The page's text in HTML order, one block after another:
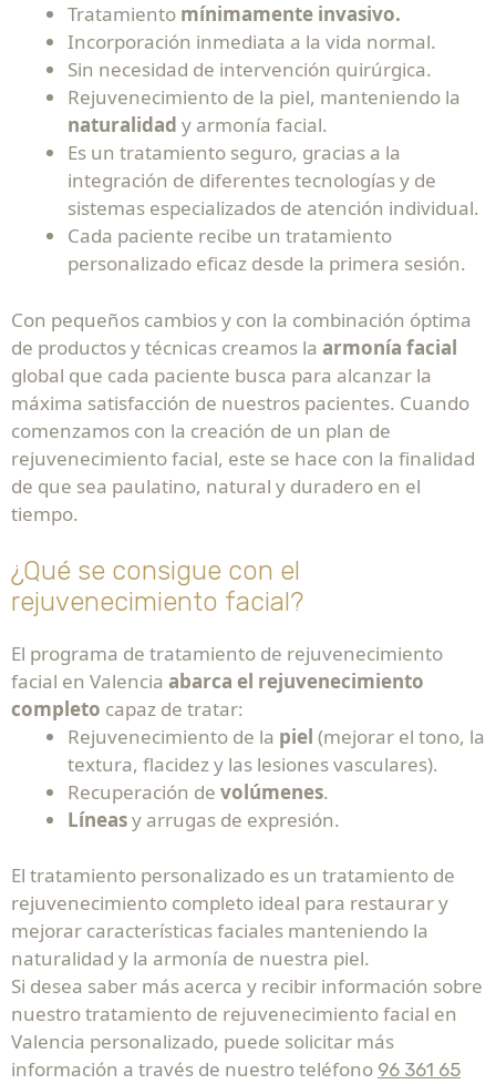
Tratamiento mínimamente invasivo.
Incorporación inmediata a la vida normal.
Sin necesidad de intervención quirúrgica.
Rejuvenecimiento de la piel, manteniendo la
naturalidad y armonía facial.
Es un tratamiento seguro, gracias a la
integración de diferentes tecnologías y de
sistemas especializados de atención individual.
Cada paciente recibe un tratamiento
personalizado eficaz desde la primera sesión.
Con pequeños cambios y con la combinación óptima
de productos y técnicas creamos la armonía facial
global que cada paciente busca para alcanzar la
máxima satisfacción de nuestros pacientes. Cuando
comenzamos con la creación de un plan de
rejuvenecimiento facial, este se hace con la finalidad
de que sea paulatino, natural y duradero en el
tiempo.
¿Qué se consigue con el
rejuvenecimiento facial?
El programa de tratamiento de rejuvenecimiento
facial en Valencia abarca el rejuvenecimiento
completo capaz de tratar:
Rejuvenecimiento de la piel (mejorar el tono, la
textura, flacidez y las lesiones vasculares).
Recuperación de volúmenes.
Líneasy arrugas de expresión.
El tratamiento personalizado es un tratamiento de
rejuvenecimiento completo ideal para restaurar y
mejorar características faciales manteniendo la
naturalidad y la armonía de nuestra piel.
Si desea saber más acerca y recibir información sobre
nuestro tratamiento de rejuvenecimiento facial en
Valencia personalizado, puede solicitar más
información a través de nuestro teléfono 96 361 65